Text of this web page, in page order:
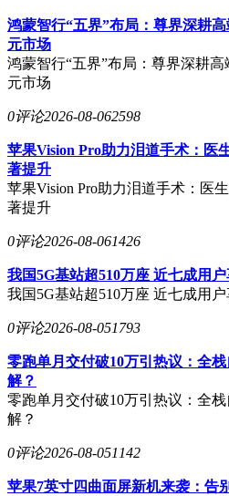
鸿蒙智行“五界”布局：尊界深耕
元市场
鸿蒙智行“五界”布局：尊界深耕
元市场
0评论2026-08-062598
苹果Vision Pro助力泪道手术：医
著提升
苹果Vision Pro助力泪道手术：医
著提升
0评论2026-08-061426
我国5G基站超510万座 近七成用
我国5G基站超510万座 近七成用
0评论2026-08-051793
零跑单月交付破10万引热议：全
解？
零跑单月交付破10万引热议：全
解？
0评论2026-08-051142
苹果7英寸四曲面屏新机来袭：告